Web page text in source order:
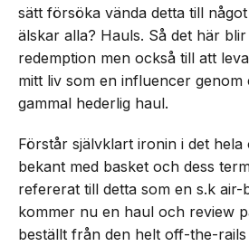
sätt försöka vända detta till
älskar alla? Hauls. Så det här
redemption men också till att
mitt liv som en influencer
gammal hederlig haul.
Förstår självklart ironin i det
bekant med basket och dess
refererat till detta som en s.k air-
kommer nu en haul och review
beställt från den helt off-the-rails